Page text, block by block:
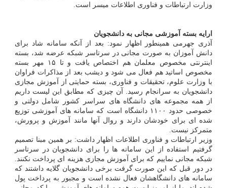
وزارت ارتباطات و فناوری اطلاعات میسر است.
ارایه بسته آموزشی مجانی به دانشجویان
آذری جهرمی همینطور اظهار نمود: بعد از آنکه سامانه شاد برای
دانش آموزان به صورت مجانی در سرتاسر شبکه عرضه شد، بسته
اینترنتی مخصوص معلمان هم اختصاص یافت و تا ۱۵ مهر بسته
مخصوص اساتید هم فعال می شود و دیشب بعد از مذاکرات فراوان
با وزارت علوم، تحقیقات و فناوری، بسته حمایتی از آموزش مجازی
دانشجویان به سرانجام رسید. آن چیزی که مطابق این لیست داریم
از همه مجموعه های دانشگاه های سراسر کشور شامل دولتی و
خصوصی حدود ۱۱۰۰ دانشگاه است که سامانه های آموزشی توزیع
شده ای برای خودشان دارند و روال آنها مانند آموزش و پرورش،
متمرکز نیست.
وزیر ارتباطات و فناوری اطلاعات اظهار داشت: بر همین مبنا تصمیم
گرفتیم استفاده از این سامانه ها را برای دانشجویان در سرتاسر
شبکه مجانی نماییم که برای آموزش مجازی هزینه ای پرداخت نکنند.
در دور قبل که این صورت گرفت برخی دانشجویان گلایه داشتند که
سامانه های دانشگاهشان فعال نشده است و مجبور به پرداخت پول